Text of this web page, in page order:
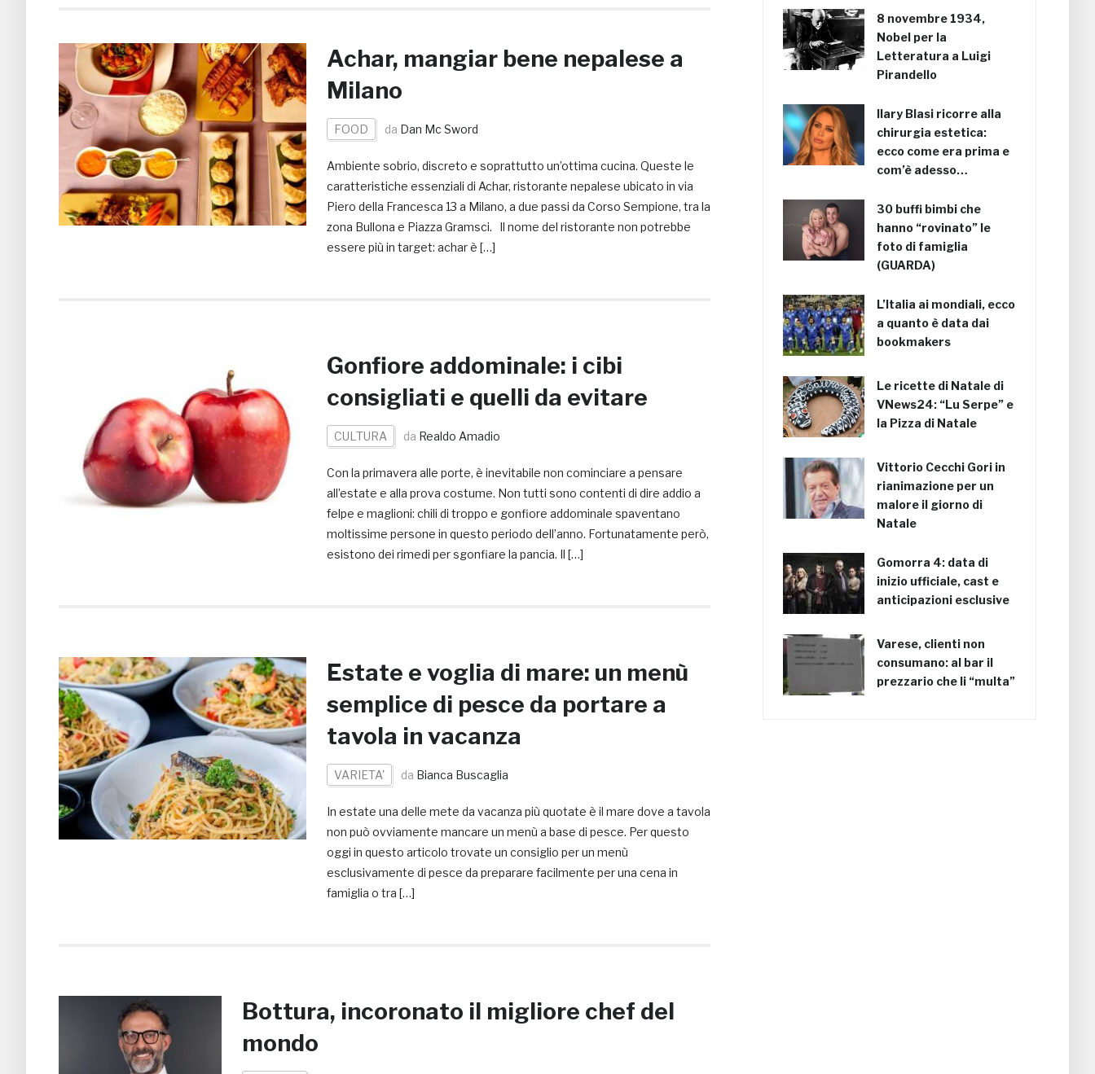
Achar, mangiar bene nepalese a
Milano
FOOD da Dan Mc Sword
Ambiente sobrio, discreto e soprattutto un’ottima cucina. Queste le
caratteristiche essenziali di Achar, ristorante nepalese ubicato in via
Piero della Francesca 13 a Milano, a due passi da Corso Sempione, tra la
zona Bullona e Piazza Gramsci. Il nome del ristorante non potrebbe
essere più in target: achar è […]
Gonfiore addominale: i cibi
consigliati e quelli da evitare
CULTURA da Realdo Amadio
Con la primavera alle porte, è inevitabile non cominciare a pensare
all’estate e alla prova costume. Non tutti sono contenti di dire addio a
felpe e maglioni: chili di troppo e gonfiore addominale spaventano
moltissime persone in questo periodo dell’anno. Fortunatamente però,
esistono dei rimedi per sgonfiare la pancia. Il […]
Estate e voglia di mare: un menù
semplice di pesce da portare a
tavola in vacanza
VARIETA' da Bianca Buscaglia
In estate una delle mete da vacanza più quotate è il mare dove a tavola
non può ovviamente mancare un menù a base di pesce. Per questo
oggi in questo articolo trovate un consiglio per un menù
esclusivamente di pesce da preparare facilmente per una cena in
famiglia o tra […]
Bottura, incoronato il migliore chef del
mondo
8 novembre 1934,
Nobel per la
Letteratura a Luigi
Pirandello
Ilary Blasi ricorre alla
chirurgia estetica:
ecco come era prima e
com’è adesso…
30 buffi bimbi che
hanno “rovinato” le
foto di famiglia
(GUARDA)
L’Italia ai mondiali, ecco
a quanto è data dai
bookmakers
Le ricette di Natale di
VNews24: “Lu Serpe” e
la Pizza di Natale
Vittorio Cecchi Gori in
rianimazione per un
malore il giorno di
Natale
Gomorra 4: data di
inizio ufficiale, cast e
anticipazioni esclusive
Varese, clienti non
consumano: al bar il
prezzario che li “multa”